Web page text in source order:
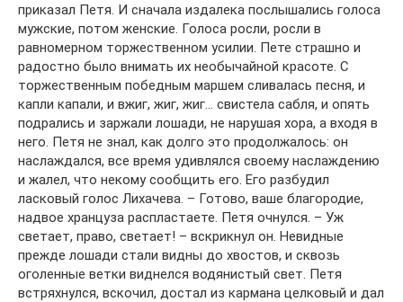
приказал Петя. И сначала издалека послышались голоса
мужские, потом женские. Голоса росли, росли в
равномерном торжественном усилии. Пете страшно и
радостно было внимать их необычайной красоте. С
торжественным победным маршем сливалась песня, и
капли капали, и вжиг, жиг, жиг… свистела сабля, и опять
подрались и заржали лошади, не нарушая хора, а входя в
него. Петя не знал, как долго это продолжалось: он
наслаждался, все время удивлялся своему наслаждению
и жалел, что некому сообщить его. Его разбудил
ласковый голос Лихачева. – Готово, ваше благородие,
надвое хранцуза распластаете. Петя очнулся. – Уж
светает, право, светает! – вскрикнул он. Невидные
прежде лошади стали видны до хвостов, и сквозь
оголенные ветки виднелся водянистый свет. Петя
встряхнулся, вскочил, достал из кармана целковый и дал